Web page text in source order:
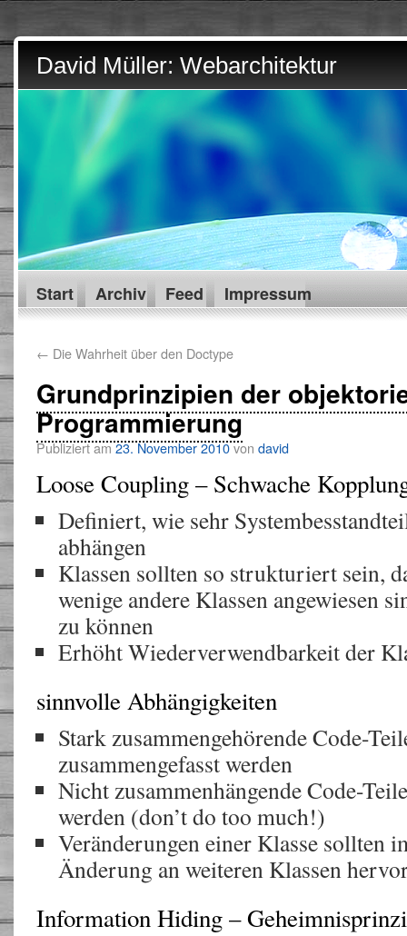
David Müller: Webarchitektur
Start Archiv Feed Impressum
← Die Wahrheit über den Doctype
Grundprinzipien der
Programmierung
Publiziert am23. November 2010von david
Loose Coupling – Schwache
Definiert, wie sehr
abhängen
Klassen sollten so strukturiert sein,
wenige andere Klassen angewiesen
zu können
Erhöht Wiederverwendbarkeit der
sinnvolle Abhängigkeiten
Stark zusammengehörende Code-
zusammengefasst werden
Nicht zusammenhängende Code-
werden (don’t do too much!)
Veränderungen einer Klasse sollten
Änderung an weiteren Klassen
Information Hiding –